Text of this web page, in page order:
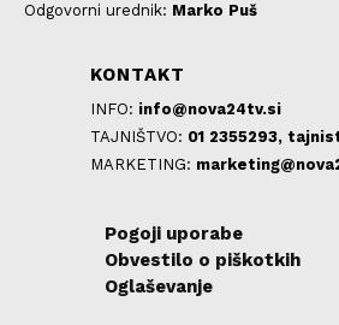
Odgovorni urednik: Marko Puš
KONTAKT
INFO: info@nova24tv.si
TAJNIŠTVO: 01 2355293,
MARKETING:
Pogoji uporabe
Obvestilo o piškotkih
Oglaševanje